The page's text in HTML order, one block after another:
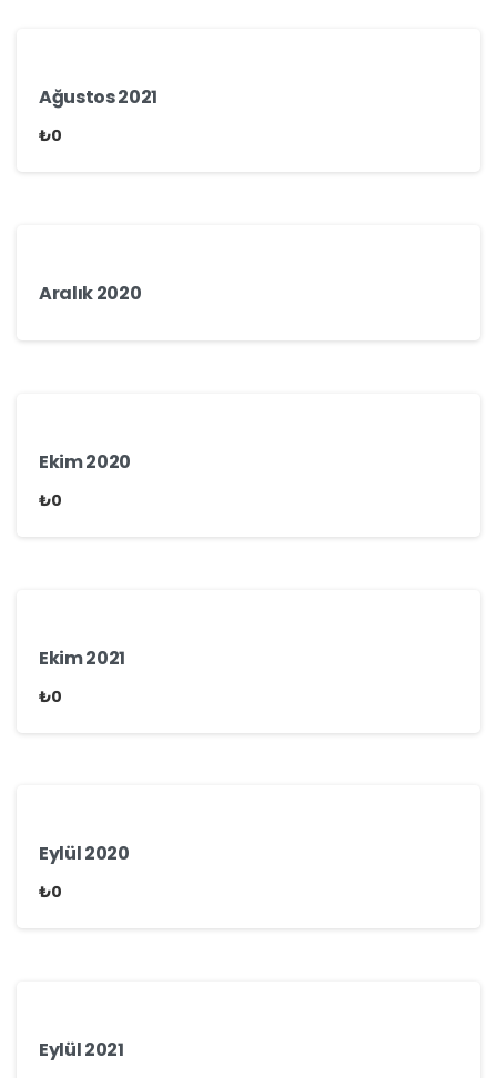
Ağustos 2021
₺0
Aralık 2020
Ekim 2020
₺0
Ekim 2021
₺0
Eylül 2020
₺0
Eylül 2021